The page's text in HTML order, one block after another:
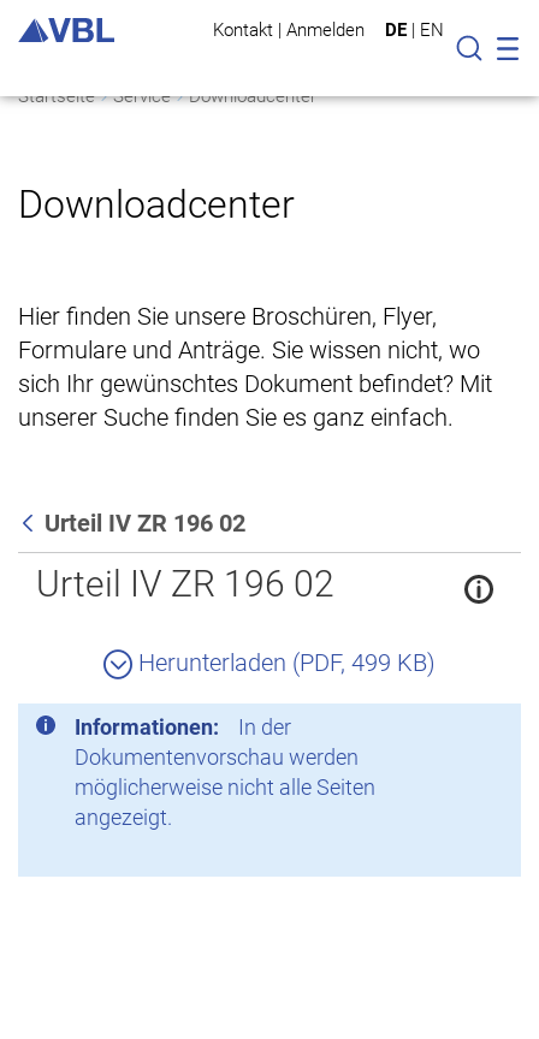
Kontakt | Anmelden DE | EN
Suche
Startseite Service Downloadcenter
Downloadcenter
Hier finden Sie unsere Broschüren, Flyer,
Formulare und Anträge. Sie wissen nicht, wo
sich Ihr gewünschtes Dokument befindet? Mit
unserer Suche finden Sie es ganz einfach.
Zurück
Urteil IV ZR 196 02
Urteil IV ZR 196 02
Herunterladen (PDF, 499 KB)
Informationen:
In der
Dokumentenvorschau werden
möglicherweise nicht alle Seiten
angezeigt.